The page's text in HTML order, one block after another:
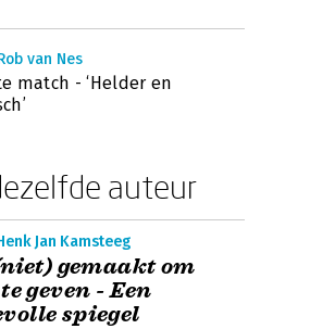
van Nes
match - ‘Helder en
auteur
Jan Kamsteeg
gemaakt om
geven - Een
spiegel